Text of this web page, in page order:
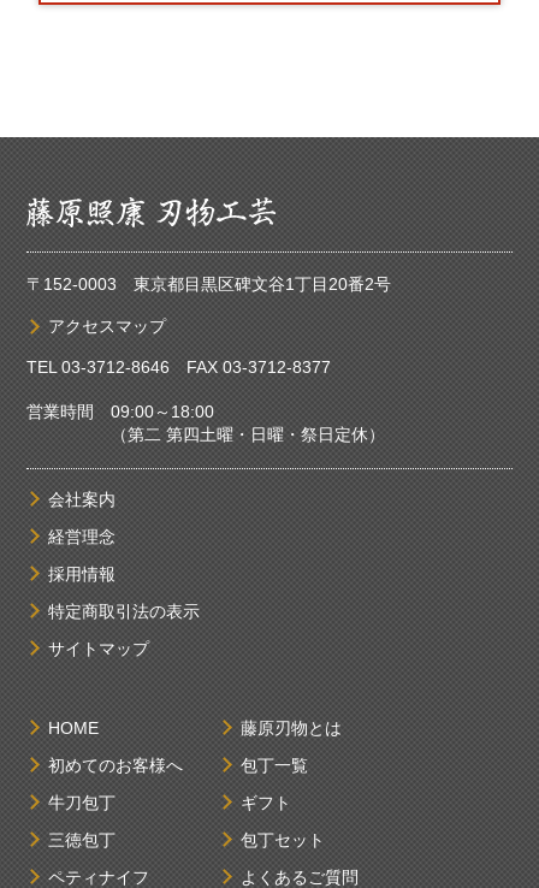
〒152-0003 東京都目黒区碑文谷1丁目20番2号
アクセスマップ
TEL03-3712-8646FAX 03-3712-8377
営業時間 09:00～18:00
（第二 第四土曜・日曜・祭日定休）
会社案内
経営理念
採用情報
特定商取引法の表示
サイトマップ
HOME
初めてのお客様へ
牛刀包丁
三徳包丁
ペティナイフ
藤原刃物とは
包丁一覧
ギフト
包丁セット
よくあるご質問